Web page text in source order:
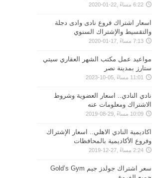
6:22 مساءً ,22-01-2020
اسعار اشتراك فروع نادى وادى دجلة
والتقسيط والإشتراك السنوي
7:13 مساءً ,17-01-2020
مواعيد عمل مكتب الشهر العقاري سيتي
ستارز بمدينة نصر
11:01 مساءً ,05-10-2023
نادي النادي.. اسعار العضوية وشروط
الاشتراك ومعلومات عنه
10:09 مساءً ,29-08-2019
اكاديمية النادي الاهلي.. اسعار الإشتراك
وفروع الأكاديمية بالمحافظات
2:24 مساءً ,27-12-2019
سعر اشتراك جولدز جيم Gold’s Gym